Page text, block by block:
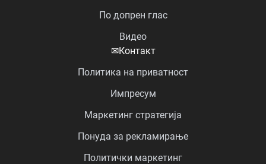
По допрен глас
Видео
✉Контакт
Политика на приватност
Импресум
Маркетинг стратегија
Понуда за рекламирање
Политички маркетинг